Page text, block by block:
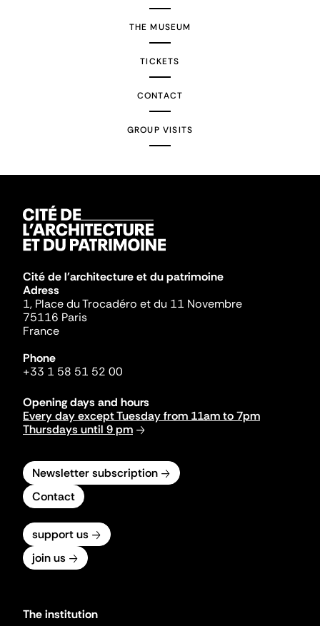
THE MUSEUM
TICKETS
CONTACT
GROUP VISITS
Cité de l'architecture et du patrimoine
Adress
1, Place du Trocadéro et du 11 Novembre
75116 Paris
France
Phone
+33 1 58 51 52 00
Opening days and hours
Every day except Tuesday from 11am to 7pm
Thursdays until 9 pm
Newsletter subscription
Contact
support us
join us
The institution